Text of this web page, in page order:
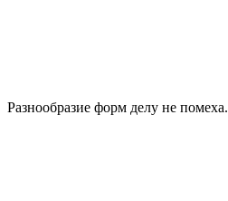
Разнообразие форм делу не помеха.